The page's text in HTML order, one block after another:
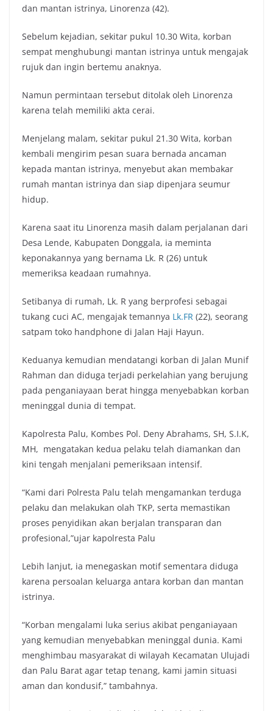
dan mantan istrinya, Linorenza (42).
Sebelum kejadian, sekitar pukul 10.30 Wita, korban
sempat menghubungi mantan istrinya untuk mengajak
rujuk dan ingin bertemu anaknya.
Namun permintaan tersebut ditolak oleh Linorenza
karena telah memiliki akta cerai.
Menjelang malam, sekitar pukul 21.30 Wita, korban
kembali mengirim pesan suara bernada ancaman
kepada mantan istrinya, menyebut akan membakar
rumah mantan istrinya dan siap dipenjara seumur
hidup.
Karena saat itu Linorenza masih dalam perjalanan dari
Desa Lende, Kabupaten Donggala, ia meminta
keponakannya yang bernama Lk. R (26) untuk
memeriksa keadaan rumahnya.
Setibanya di rumah, Lk. R yang berprofesi sebagai
tukang cuci AC, mengajak temannya Lk.FR (22), seorang
satpam toko handphone di Jalan Haji Hayun.
Keduanya kemudian mendatangi korban di Jalan Munif
Rahman dan diduga terjadi perkelahian yang berujung
pada penganiayaan berat hingga menyebabkan korban
meninggal dunia di tempat.
Kapolresta Palu, Kombes Pol. Deny Abrahams, SH, S.I.K,
MH, mengatakan kedua pelaku telah diamankan dan
kini tengah menjalani pemeriksaan intensif.
“Kami dari Polresta Palu telah mengamankan terduga
pelaku dan melakukan olah TKP, serta memastikan
proses penyidikan akan berjalan transparan dan
profesional,”ujar kapolresta Palu
Lebih lanjut, ia menegaskan motif sementara diduga
karena persoalan keluarga antara korban dan mantan
istrinya.
“Korban mengalami luka serius akibat penganiayaan
yang kemudian menyebabkan meninggal dunia. Kami
menghimbau masyarakat di wilayah Kecamatan Ulujadi
dan Palu Barat agar tetap tenang, kami jamin situasi
aman dan kondusif,” tambahnya.